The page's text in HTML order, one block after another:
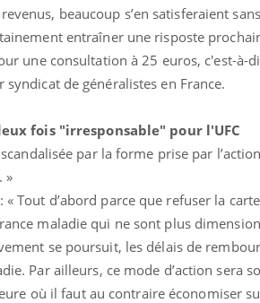
beaucoup s’en satisferaient
entraîner une risposte
une consultation à 25 euros, c'est-à-
syndicat de généralistes en France.
fois "irresponsable" pour l'UFC
par la forme prise par
»
Tout d’abord parce que refuser la
maladie qui ne sont plus
se poursuit, les délais de
Par ailleurs, ce mode d’action sera
où il faut au contraire économiser